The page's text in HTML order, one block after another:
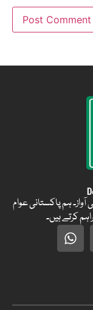
کی آواز۔ ہم پاکستانی عوام
کرتے ہیں۔